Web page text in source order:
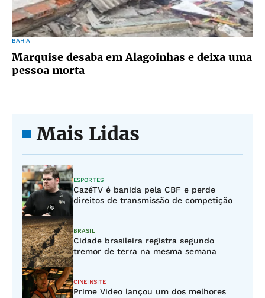
BAHIA
Marquise desaba em Alagoinhas e deixa uma
pessoa morta
Mais Lidas
ESPORTES
CazéTV é banida pela CBF e perde
direitos de transmissão de competição
BRASIL
Cidade brasileira registra segundo
tremor de terra na mesma semana
CINEINSITE
Prime Video lançou um dos melhores